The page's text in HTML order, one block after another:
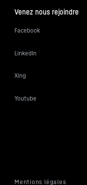
Mentions légales
Venez nous rejoindre
Facebook
LinkedIn
Xing
Youtube